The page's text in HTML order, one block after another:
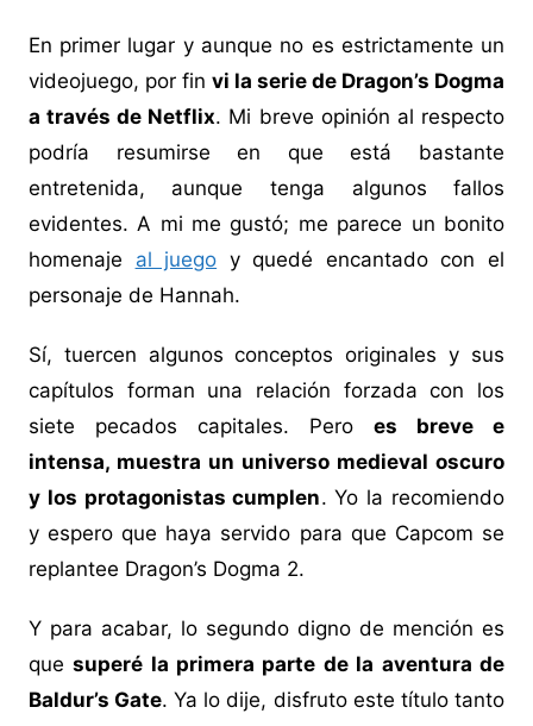
En primer lugar y aunque no es estrictamente un
videojuego, por fin vi la serie de Dragon’s Dogma
a través de Netflix. Mi breve opinión al respecto
podría resumirse en que está bastante
entretenida, aunque tenga algunos fallos
evidentes. A mi me gustó; me parece un bonito
homenaje al juego y quedé encantado con el
personaje de Hannah.
Sí, tuercen algunos conceptos originales y sus
capítulos forman una relación forzada con los
siete pecados capitales. Peroes breve e
intensa, muestra un universo medieval oscuro
y los protagonistas cumplen. Yo la recomiendo
y espero que haya servido para que Capcom se
replantee Dragon’s Dogma 2.
Y para acabar, lo segundo digno de mención es
quesuperé la primera parte de la aventura de
Baldur’s Gate. Ya lo dije, disfruto este título tanto